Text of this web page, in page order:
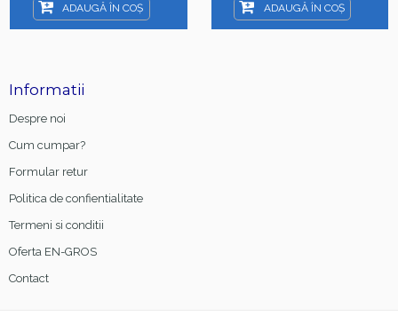
ADAUGĂ ÎN COȘ ADAUGĂ ÎN COȘ
Informatii
Despre noi
Cum cumpar?
Formular retur
Politica de confientialitate
Termeni si conditii
Oferta EN-GROS
Contact